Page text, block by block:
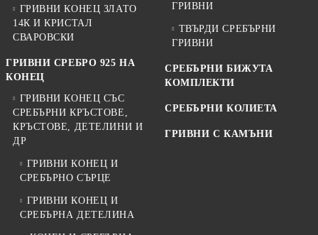
ГРИВНИ КОНЕЦ ЗЛАТО
14К И КРИСТАЛ
СВАРОВСКИ
ГРИВНИ СРЕБРО 925 НА
КОНЕЦ
ГРИВНИ КОНЕЦ СЪС
СРЕБЪРНИ КРЪСТОВЕ,
КРЪСТОВЕ, ДЕТЕЛИНИ И
ДР
ГРИВНИ КОНЕЦ И
СРЕБЪРНО СЪРЦЕ
ГРИВНИ КОНЕЦ И
СРЕБЪРНА ДЕТЕЛИНА
ГРИВНИ
ТВЪРДИ СРЕБЪРНИ
ГРИВНИ
СРЕБЪРНИ БИЖУТА
КОМПЛЕКТИ
СРЕБЪРНИ КОЛИЕТА
ГРИВНИ С КАМЪНИ